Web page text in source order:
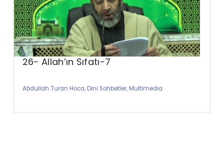
26- Allah’ın Sıfatı-7
Abdullah Turan Hoca, Dini Sohbetler, Multimedia